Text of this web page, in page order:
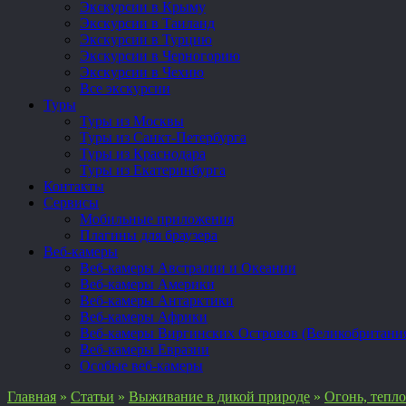
Экскурсии в Крыму
Экскурсии в Таиланд
Экскурсии в Турцию
Экскурсии в Черногорию
Экскурсии в Чехию
Все экскурсии
Туры
Туры из Москвы
Туры из Санкт-Петербурга
Туры из Краснодара
Туры из Екатеринбурга
Контакты
Сервисы
Мобильные приложения
Плагины для браузера
Веб-камеры
Веб-камеры Австралии и Океании
Веб-камеры Америки
Веб-камеры Антарктики
Веб-камеры Африки
Веб-камеры Виргинских Островов
Веб-камеры Евразии
Особые веб-камеры
Главная » Статьи » Выживание в дикой природе » Огонь, тепло